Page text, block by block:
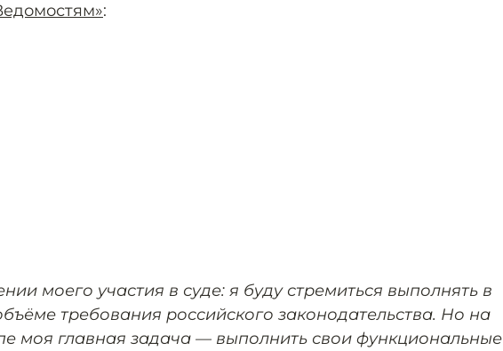
:
моего участия в суде: я буду стремиться выполнять в
требования российского законодательства. Но на
моя главная задача — выполнить свои функциональные